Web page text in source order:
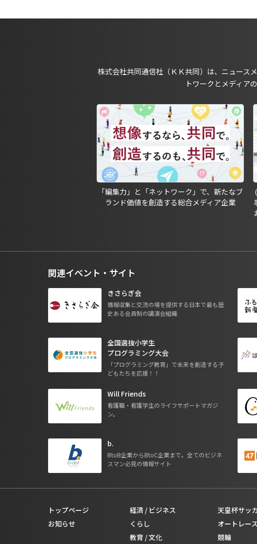
株式会社共同通信社（ＫＫ共同）は、ニュース
トワークとメディア
「編集力」と「ネットワーク」で、新たなブ
ランド価値を創造する総合メディア企業
関連イベント・サイト
きさらぎ会
情報収集と交流の場を提供する日本で最も歴
史ある会員制の講演会組織
全国選抜小学生
プログラミング大会
「プログラミング教育」で未来を創造する子
どもたちを応援！！
Will Friends
看護職・看護学生のライフサポートマガジ
ン。
b.
BtoB企業からBtoC企業まで。全てのビジネ
スマン必見の情報サイト
トップページ
お知らせ
経済 / ビジネス
くらし
教育 / 文化
天皇杯サッ
オートレース
競輪